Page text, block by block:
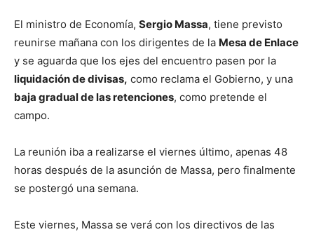
El ministro de Economía, Sergio Massa, tiene previsto
reunirse mañana con los dirigentes de la Mesa de Enlace
y se aguarda que los ejes del encuentro pasen por la
liquidación de divisas, como reclama el Gobierno, y una
baja gradual de las retenciones, como pretende el
campo.
La reunión iba a realizarse el viernes último, apenas 48
horas después de la asunción de Massa, pero finalmente
se postergó una semana.
Este viernes, Massa se verá con los directivos de las